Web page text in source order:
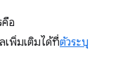
อ
เพิ่มเติมได้ที่ตัวระบุ